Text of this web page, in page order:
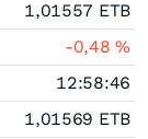
1,01557 ETB
-0,48%
12:58:46
1,01569 ETB